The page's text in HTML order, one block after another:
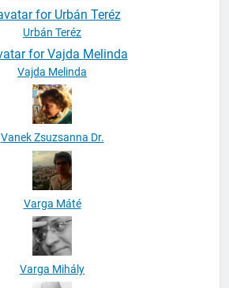
Urbán Teréz
Vajda Melinda
Vanek Zsuzsanna Dr.
Varga Máté
Varga Mihály